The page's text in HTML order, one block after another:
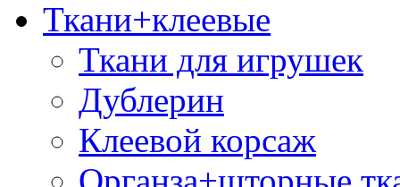
Ткани+клеевые
Ткани для игрушек
Дублерин
Клеевой корсаж